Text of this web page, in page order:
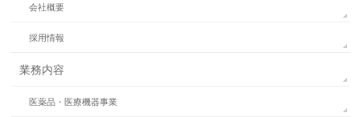
会社概要
採用情報
業務内容
医薬品・医療機器事業